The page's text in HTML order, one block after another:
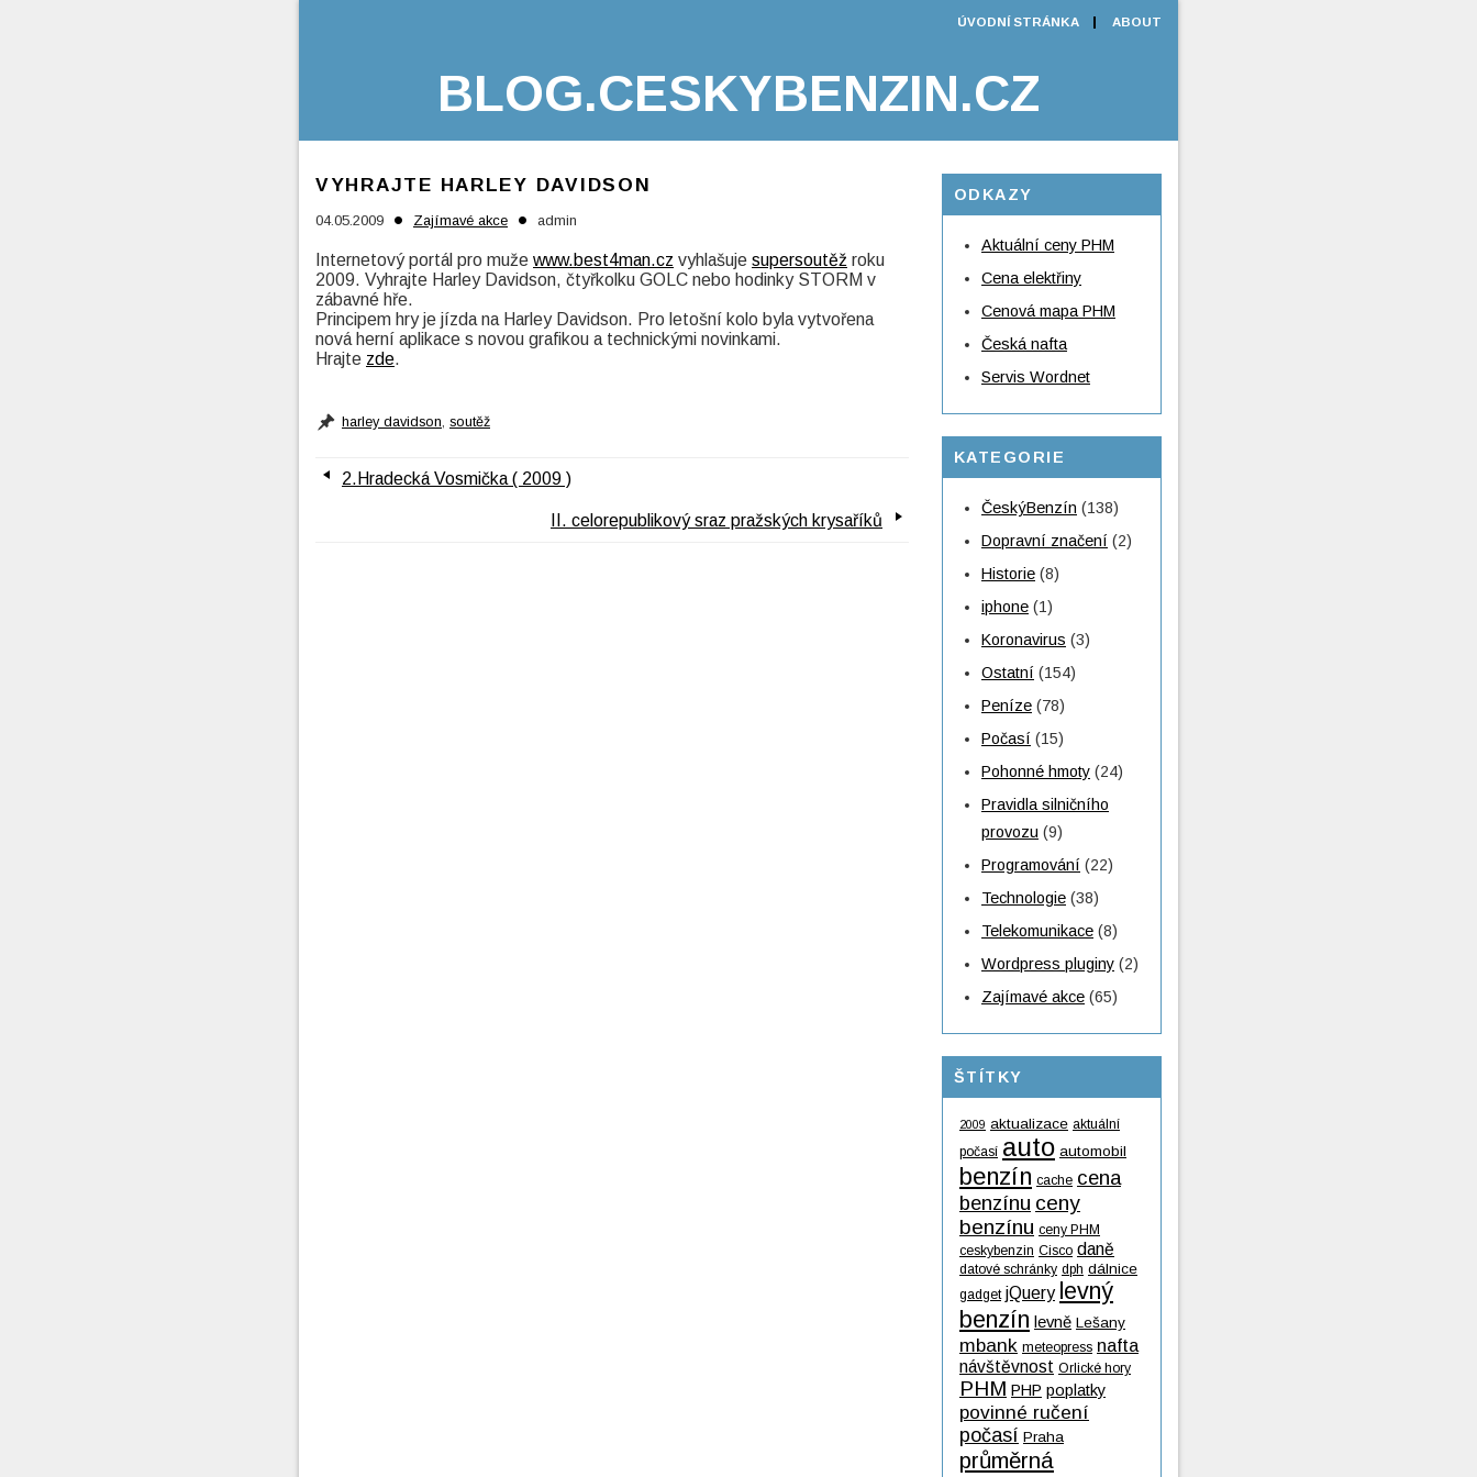
ÚVODNÍ STRÁNKA ABOUT
BLOG.CESKYBENZIN.CZ
VYHRAJTE HARLEY DAVIDSON
04.05.2009 • Zajímavé akce • admin
Internetový portál pro muže www.best4man.cz vyhlašuje supersoutěž roku
2009. Vyhrajte Harley Davidson, čtyřkolku GOLC nebo hodinky STORM v
zábavné hře.
Principem hry je jízda na Harley Davidson. Pro letošní kolo byla vytvořena
nová herní aplikace s novou grafikou a technickými novinkami.
Hrajte zde.
harley davidson, soutěž
2.Hradecká Vosmička ( 2009 )
II. celorepublikový sraz pražských krysaříků
ODKAZY
Aktuální ceny PHM
Cena elektřiny
Cenová mapa PHM
Česká nafta
Servis Wordnet
KATEGORIE
ČeskýBenzín (138)
Dopravní značení (2)
Historie (8)
iphone (1)
Koronavirus (3)
Ostatní (154)
Peníze (78)
Počasí (15)
Pohonné hmoty (24)
Pravidla silničního
provozu (9)
Programování (22)
Technologie (38)
Telekomunikace (8)
Wordpress pluginy (2)
Zajímavé akce (65)
ŠTÍTKY
2009 aktualizace aktuální
počasí auto automobil
benzín cache cena
benzínu ceny
benzínu ceny PHM
ceskybenzin Cisco daně
datové schránky dph dálnice
gadget jQuery levný
benzín levně Lešany
mbank meteopress nafta
návštěvnost Orlické hory
PHM PHP poplatky
povinné ručení
počasí Praha
průměrná